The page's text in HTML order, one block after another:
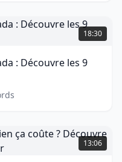
18:30
: Découvre les 9
13:06